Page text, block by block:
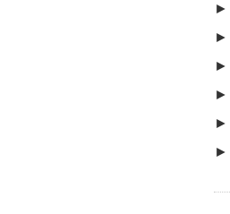
►
►
►
►
►
►